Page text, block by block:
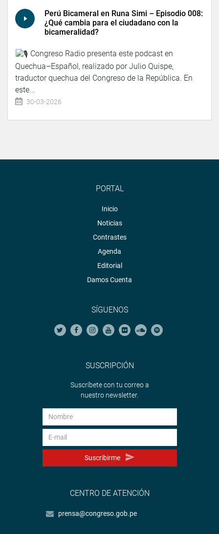
Perú Bicameral en Runa Simi – Episodio 008:
¿Qué cambia para el ciudadano con la
bicameralidad?
Congreso Radio presenta este podcast en
Quechua–Español, realizado por Julio Quispe,
traductor quechua del Congreso de la República. En
este...
30-03-2026
PORTAL
Inicio
Noticias
Contrastes
Agenda
Editorial
Damos Cuenta
SÍGUENOS
SUSCRIPCIÓN
Suscríbete con tu correo a
nuestro newsletter.
Suscribirme
CENTRO DE ATENCIÓN
prensa@congreso.gob.pe